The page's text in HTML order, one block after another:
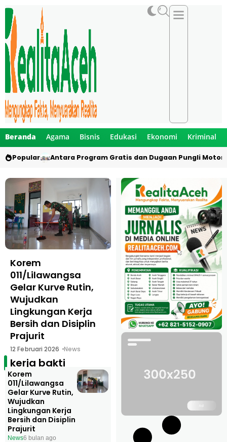
Beranda Agama Bisnis Edukasi Ekonomi Kriminal
Popular Antara Program Gratis dan Dugaan Pungli Motor
Korem
011/Lilawangsa
Gelar Kurve Rutin,
Wujudkan
Lingkungan Kerja
Bersih dan Disiplin
Prajurit
12 Februari 2026 News
kerja bakti
Korem
011/Lilawangsa
Gelar Kurve Rutin,
Wujudkan
Lingkungan Kerja
Bersih dan Disiplin
Prajurit
News6 bulan ago